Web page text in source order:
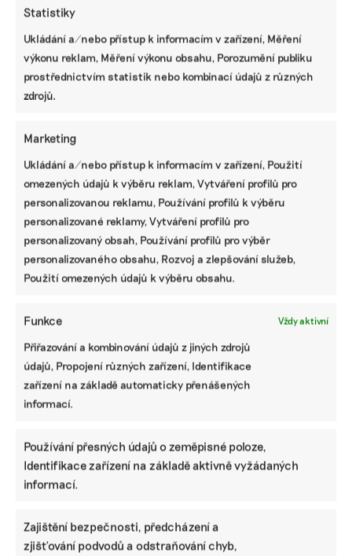
Statistiky
Ukládání a/nebo přístup k informacím v zařízení, Měření
výkonu reklam, Měření výkonu obsahu, Porozumění publiku
prostřednictvím statistik nebo kombinací údajů z různých
zdrojů.
Marketing
Ukládání a/nebo přístup k informacím v zařízení, Použití
omezených údajů k výběru reklam, Vytváření profilů pro
personalizovanou reklamu, Používání profilů k výběru
personalizované reklamy, Vytváření profilů pro
personalizovaný obsah, Používání profilů pro výběr
personalizovaného obsahu, Rozvoj a zlepšování služeb,
Použití omezených údajů k výběru obsahu.
Funkce Vždy aktivní
Přiřazování a kombinování údajů z jiných zdrojů
údajů, Propojení různých zařízení, Identifikace
zařízení na základě automaticky přenášených
informací.
Používání přesných údajů o zeměpisné poloze,
Identifikace zařízení na základě aktivně vyžádaných
informací.
Zajištění bezpečnosti, předcházení a
zjišťování podvodů a odstraňování chyb,
Pomozte udržet důležité
informace dostupné všem.
která by jinak nevznikla.
Přispějte na vznik obsahu.
SDÍLET